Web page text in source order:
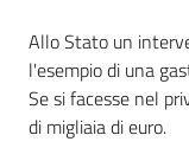
Allo Stato un
l'esempio di una
Se si facesse nel
di migliaia di euro.